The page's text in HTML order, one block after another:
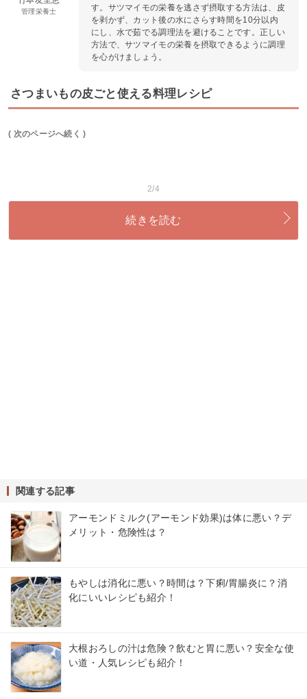
管理栄養士
す。サツマイモの栄養を逃さず摂取する方法は、皮
を剥かず、カット後の水にさらす時間を10分以内
にし、水で茹でる調理法を避けることです。正しい
方法で、サツマイモの栄養を摂取できるように調理
を心がけましょう。
さつまいもの皮ごと使える料理レシピ
( 次のページへ続く )
2/4
続きを読む
関連する記事
アーモンドミルク(アーモンド効果)は体に悪い？デ
メリット・危険性は？
もやしは消化に悪い？時間は？下痢/胃腸炎に？消
化にいいレシピも紹介！
大根おろしの汁は危険？飲むと胃に悪い？安全な使
い道・人気レシピも紹介！